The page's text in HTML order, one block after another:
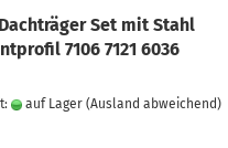
Set mit Stahl
7106 7121 6036
auf Lager (Ausland abweichend)